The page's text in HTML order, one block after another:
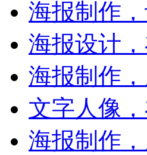
海报制作
海报设计
海报制作
文字人像
海报制作